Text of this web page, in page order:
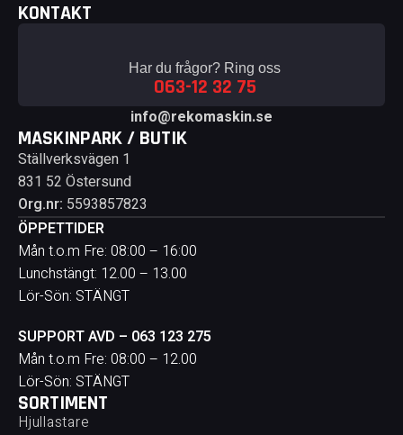
KONTAKT
Har du frågor? Ring oss
063-12 32 75
info@rekomaskin.se
MASKINPARK / BUTIK
Ställverksvägen 1
831 52 Östersund
Org.nr: 5593857823
ÖPPETTIDER
Mån t.o.m Fre: 08:00 – 16:00
Lunchstängt: 12.00 – 13.00
Lör-Sön: STÄNGT
SUPPORT AVD – 063 123 275
Mån t.o.m Fre: 08:00 – 12.00
Lör-Sön: STÄNGT
SORTIMENT
Hjullastare